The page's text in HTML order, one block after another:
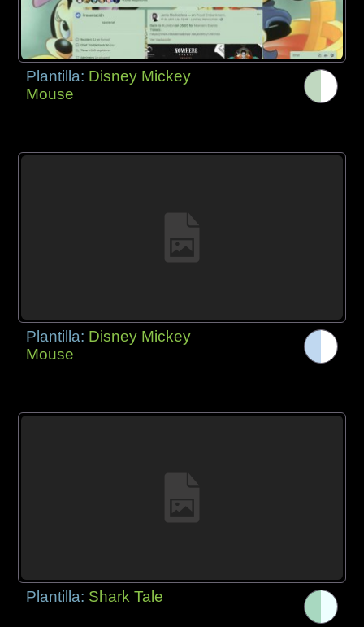
Plantilla: Disney Mickey
Mouse
Plantilla: Disney Mickey
Mouse
Plantilla: Shark Tale